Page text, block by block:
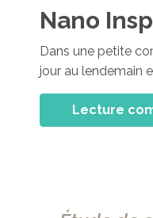
Nano
Dans une petite
jour au lendemain
Lecture